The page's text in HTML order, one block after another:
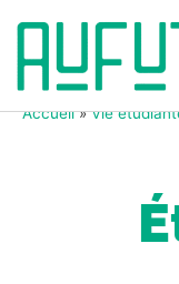
Accueil»Vie